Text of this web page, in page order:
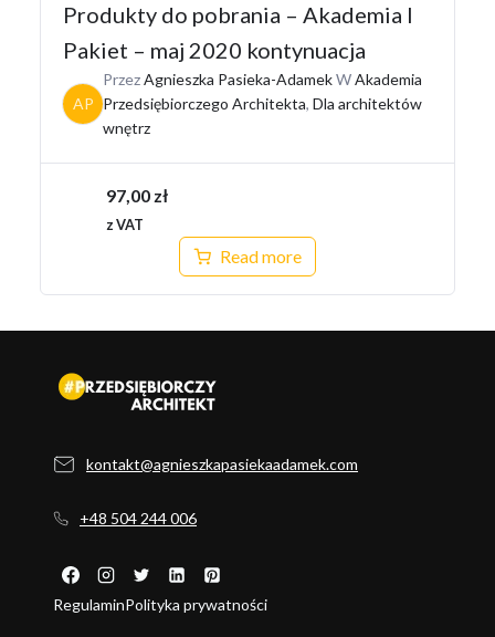
Produkty do pobrania – Akademia I
Pakiet – maj 2020 kontynuacja
AP
PrzezAgnieszka Pasieka-AdamekWAkademia
Przedsiębiorczego Architekta, Dla architektów
wnętrz
97,00 zł
z VAT
Read more
kontakt@agnieszkapasiekaadamek.com
+48 504 244 006
RegulaminPolityka prywatności